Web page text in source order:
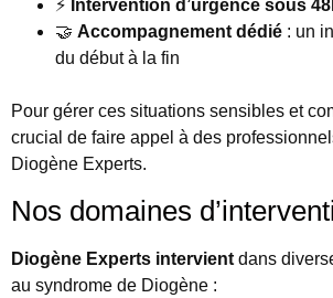
⚡ Intervention d’urgence sous
🤝 Accompagnement dédié : un
du début à la fin
Pour gérer ces situations sensibles et
crucial de faire appel à des
Diogène Experts.
Nos domaines
Diogène Experts intervient dans
au syndrome de Diogène :